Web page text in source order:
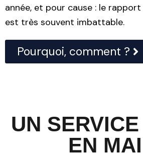
année, et pour cause : le
est très souvent imbattable.
Pourquoi, comment ?
UN
EN